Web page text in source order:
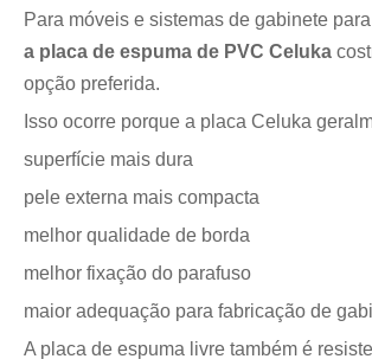
Para móveis e sistemas de gabinete
a placa de espuma de PVC Celuka
opção preferida.
Isso ocorre porque a placa Celuka
superfície mais dura
pele externa mais compacta
melhor qualidade de borda
melhor fixação do parafuso
maior adequação para fabricação de
A placa de espuma livre também é